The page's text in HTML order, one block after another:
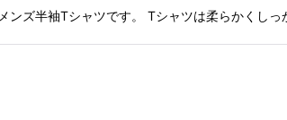
ズ半袖Tシャツです。 Tシャツは柔らかくし